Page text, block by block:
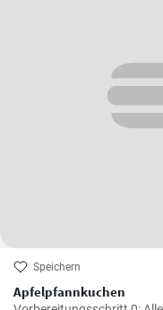
Speichern
Apfelpfannkuchen